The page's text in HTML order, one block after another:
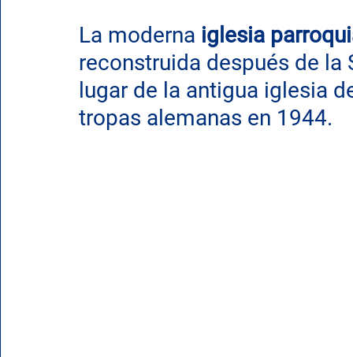
La moderna iglesia
reconstruida después de la
lugar de la antigua iglesia
tropas alemanas en 1944.